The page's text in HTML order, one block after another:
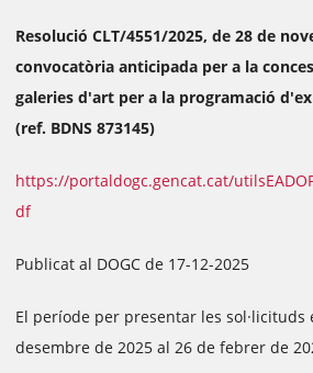
Resolució CLT/4551/2025, de 28 de
convocatòria anticipada per a la
galeries d'art per a la programació
(ref. BDNS 873145)
https://portaldogc.gencat.cat/
df
Publicat al DOGC de 17-12-2025
El període per presentar les sol·licituds
desembre de 2025 al 26 de febrer de